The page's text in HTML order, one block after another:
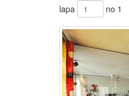
lapa no 1